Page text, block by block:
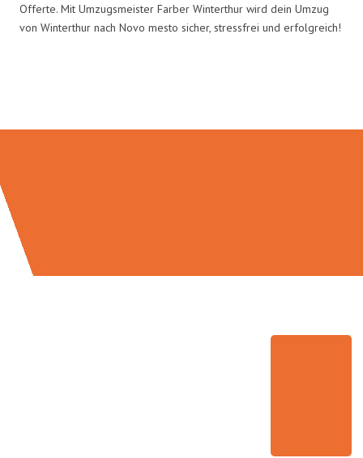
Offerte. Mit Umzugsmeister Farber Winterthur wird dein Umzug
von Winterthur nach Novo mesto sicher, stressfrei und erfolgreich!